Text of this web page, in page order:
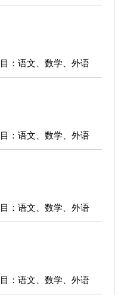
：语文、数学、外语
：语文、数学、外语
：语文、数学、外语
：语文、数学、外语